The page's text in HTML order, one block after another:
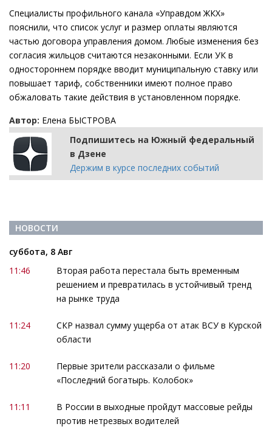
Специалисты профильного канала «Управдом ЖКХ»
пояснили, что список услуг и размер оплаты являются
частью договора управления домом. Любые изменения без
согласия жильцов считаются незаконными. Если УК в
одностороннем порядке вводит муниципальную ставку или
повышает тариф, собственники имеют полное право
обжаловать такие действия в установленном порядке.
Автор: Елена БЫСТРОВА
Подпишитесь на Южный федеральный
в Дзене
Держим в курсе последних событий
НОВОСТИ
суббота, 8 Авг
11:46
Вторая работа перестала быть временным
решением и превратилась в устойчивый тренд
на рынке труда
11:24
СКР назвал сумму ущерба от атак ВСУ в Курской
области
11:20
Первые зрители рассказали о фильме
«Последний богатырь. Колобок»
11:11
В России в выходные пройдут массовые рейды
против нетрезвых водителей